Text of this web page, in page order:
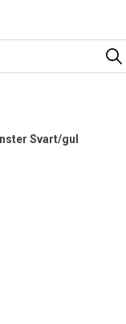
Svart/gul